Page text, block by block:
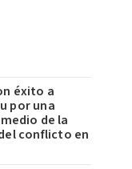
éxito a
por una
de la
conflicto en